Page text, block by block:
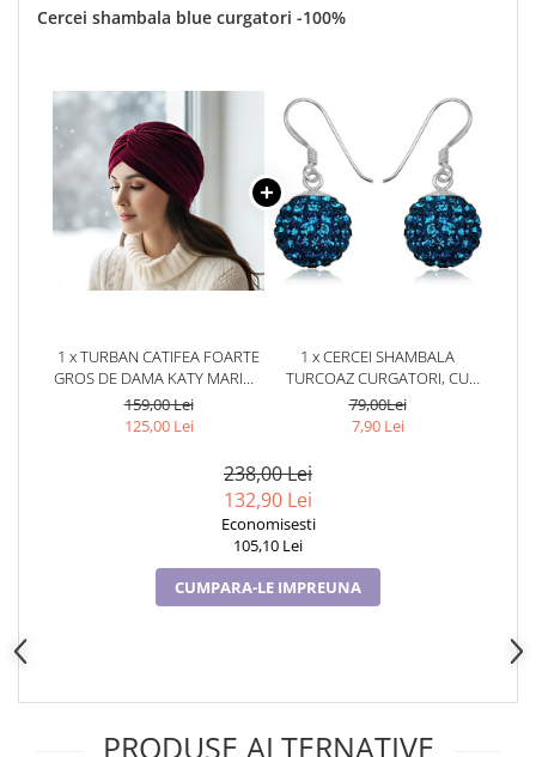
8 Martie
Cadouri GRAVIDE
Cadouri pentru sportivi
Cadouri Pensionare
Cadouri Colegi, sefi sau angajati
Cadouri pentru Doctori
Cadouri pentru Sfânta Maria
Martisoare
Cercei shambala blue curgatori -100%
1 x TURBAN CATIFEA FOARTE
GROS DE DAMA KATY MARIME
58-60, CAPTUSEALA POLAR,
CULOARE WINE
159,00 Lei
125,00 Lei
1 x CERCEI SHAMBALA
TURCOAZ CURGATORI, CU
CRISTALE,
TURCOAZ,TURCOAZ
79,00Lei
7,90 Lei
238,00 Lei
132,90 Lei
Economisesti
105,10 Lei
CUMPARA-LE IMPREUNA
PRODUSE ALTERNATIVE